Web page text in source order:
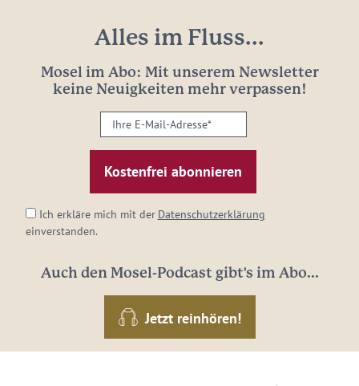
Alles im Fluss...
Mosel im Abo: Mit unserem Newsletter
keine Neuigkeiten mehr verpassen!
Ihre
E-
Mail-
Adresse:
Ich erkläre mich mit der Datenschutzerklärung
einverstanden.
Auch den Mosel-Podcast gibt's im Abo...
Jetzt reinhören!